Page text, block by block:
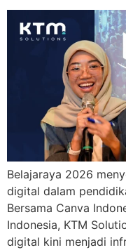
Belajaraya 2026
digital dalam
Bersama Canva
Indonesia, KTM
digital kini menjadi